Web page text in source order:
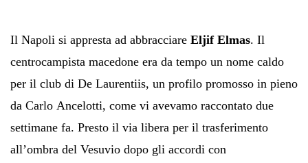
Il Napoli si appresta ad abbracciare Eljif Elmas. Il
centrocampista macedone era da tempo un nome caldo
per il club di De Laurentiis, un profilo promosso in pieno
da Carlo Ancelotti, come vi avevamo raccontato due
settimane fa. Presto il via libera per il trasferimento
all’ombra del Vesuvio dopo gli accordi con